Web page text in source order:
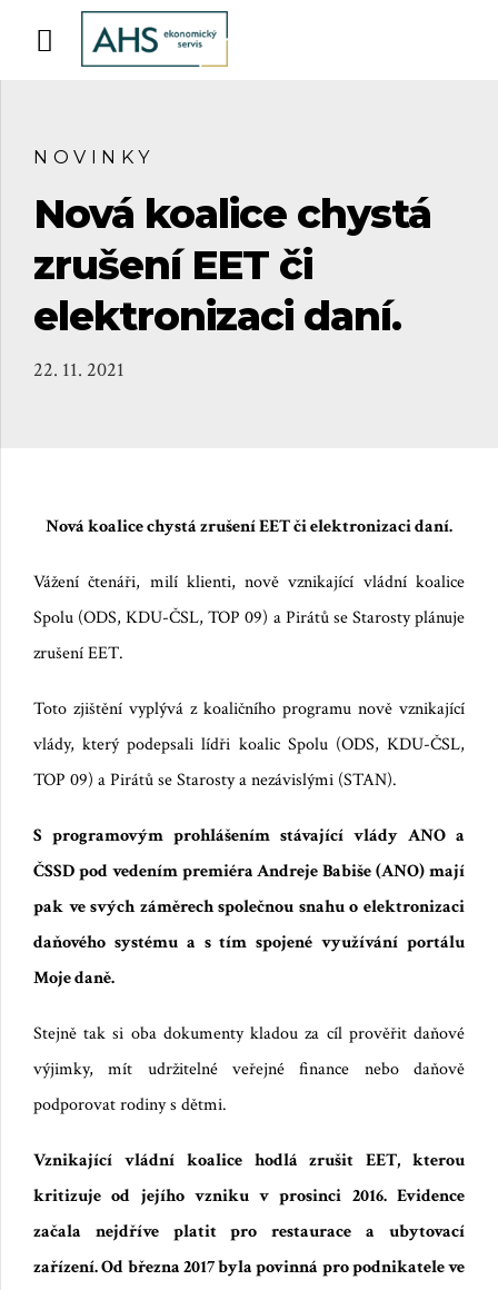
NOVINKY
Nová koalice chystá
zrušení EET či
elektronizaci daní.
22. 11. 2021
Nová koalice chystá zrušení EET či elektronizaci daní.
Vážení čtenáři, milí klienti, nově vznikající vládní koalice
Spolu (ODS, KDU-ČSL, TOP 09) a Pirátů se Starosty plánuje
zrušení EET.
Toto zjištění vyplývá z koaličního programu nově vznikající
vlády, který podepsali lídři koalic Spolu (ODS, KDU-ČSL,
TOP 09) a Pirátů se Starosty a nezávislými (STAN).
S programovým prohlášením stávající vlády ANO a
ČSSD pod vedením premiéra Andreje Babiše (ANO) mají
pak ve svých záměrech společnou snahu o elektronizaci
daňového systému a s tím spojené využívání portálu
Moje daně.
Stejně tak si oba dokumenty kladou za cíl prověřit daňové
výjimky, mít udržitelné veřejné finance nebo daňově
podporovat rodiny s dětmi.
Vznikající vládní koalice hodlá zrušit EET, kterou
kritizuje od jejího vzniku v prosinci 2016. Evidence
začala nejdříve platit pro restaurace a ubytovací
zařízení. Od března 2017 byla povinná pro podnikatele ve